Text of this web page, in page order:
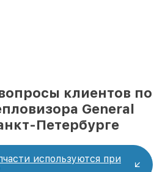
клиентов по
General
Петербурге
используются при